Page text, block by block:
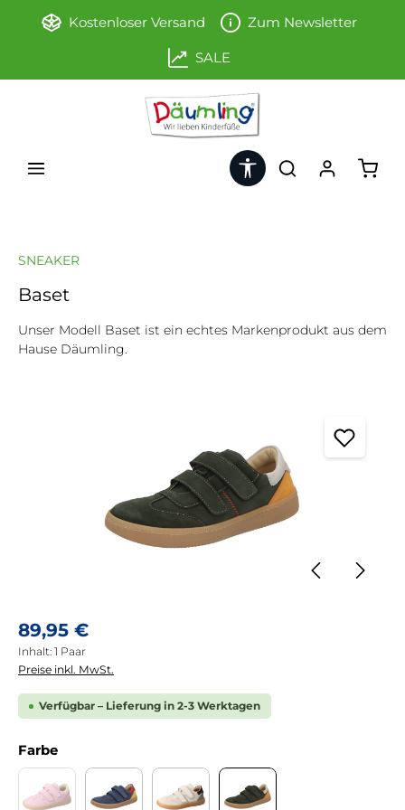
Zum Hauptinhalt springen
Kostenloser Versand Zum Newsletter
SALE
Werkzeugleiste anzeigen
SNEAKER
Baset
Unser Modell Baset ist ein echtes Markenprodukt aus dem
Hause Däumling.
Regulärer Preis:
89,95 €
Inhalt: 1 Paar
Preise inkl. MwSt.
Verfügbar – Lieferung in 2-3 Werktagen
Farbeauswählen